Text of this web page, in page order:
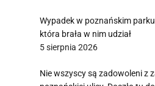
Wypadek w poznańskim
która brała w nim udział
5 sierpnia 2026
Nie wszyscy są zadowoleni z